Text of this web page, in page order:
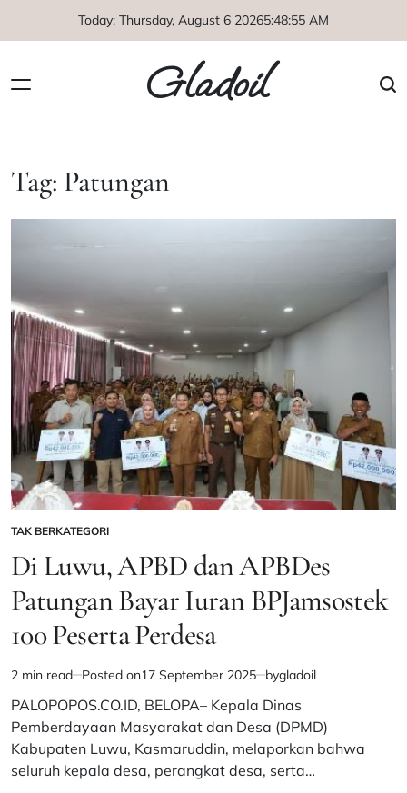
Today: Thursday, August 6 20265:48:56 AM
Gladoil
Tag: Patungan
POSTED
IN
TAK BERKATEGORI
Di Luwu, APBD dan APBDes
Patungan Bayar Iuran BPJamsostek
100 Peserta Perdesa
Estimated
read
time
2 min read Posted on17 September 2025 bygladoil
PALOPOPOS.CO.ID, BELOPA– Kepala Dinas
Pemberdayaan Masyarakat dan Desa (DPMD)
Kabupaten Luwu, Kasmaruddin, melaporkan bahwa
seluruh kepala desa, perangkat desa, serta…